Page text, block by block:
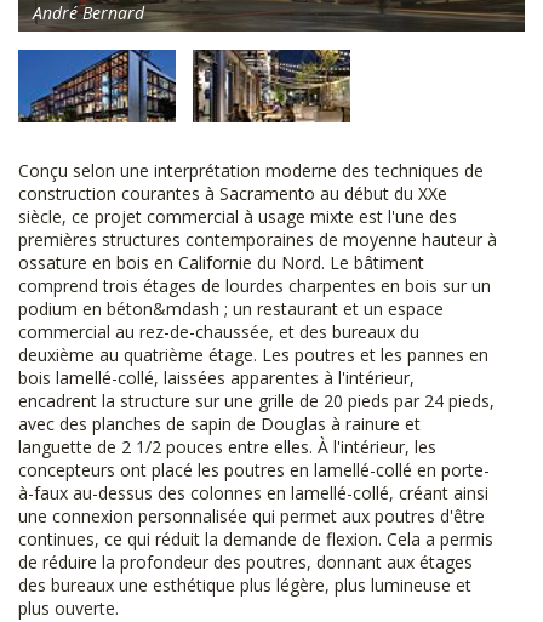
André Bernard
Conçu selon une interprétation moderne des techniques de
construction courantes à Sacramento au début du XXe
siècle, ce projet commercial à usage mixte est l'une des
premières structures contemporaines de moyenne hauteur à
ossature en bois en Californie du Nord. Le bâtiment
comprend trois étages de lourdes charpentes en bois sur un
podium en béton&mdash ; un restaurant et un espace
commercial au rez-de-chaussée, et des bureaux du
deuxième au quatrième étage. Les poutres et les pannes en
bois lamellé-collé, laissées apparentes à l'intérieur,
encadrent la structure sur une grille de 20 pieds par 24 pieds,
avec des planches de sapin de Douglas à rainure et
languette de 2 1/2 pouces entre elles. À l'intérieur, les
concepteurs ont placé les poutres en lamellé-collé en porte-
à-faux au-dessus des colonnes en lamellé-collé, créant ainsi
une connexion personnalisée qui permet aux poutres d'être
continues, ce qui réduit la demande de flexion. Cela a permis
de réduire la profondeur des poutres, donnant aux étages
des bureaux une esthétique plus légère, plus lumineuse et
plus ouverte.